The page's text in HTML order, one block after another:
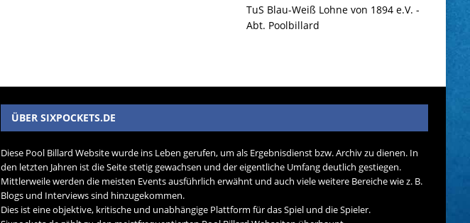
TuS Blau-Weiß Lohne von 1894 e.V. -
Abt. Poolbillard
ÜBER SIXPOCKETS.DE
Diese Pool Billard Website wurde ins Leben gerufen, um als Ergebnisdienst bzw. Archiv zu dienen. In
den letzten Jahren ist die Seite stetig gewachsen und der eigentliche Umfang deutlich gestiegen.
Mittlerweile werden die meisten Events ausführlich erwähnt und auch viele weitere Bereiche wie z. B.
Blogs und Interviews sind hinzugekommen.
Dies ist eine objektive, kritische und unabhängige Plattform für das Spiel und die Spieler.